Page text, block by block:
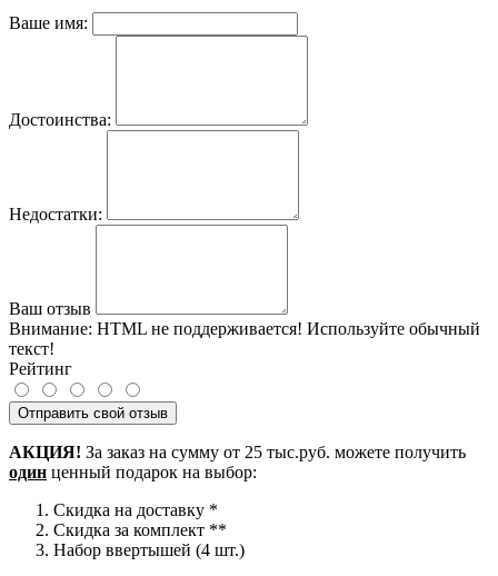
Ваше имя:
Достоинства:
Недостатки:
Ваш отзыв
Внимание: HTML не поддерживается! Используйте обычный
текст!
Рейтинг
Отправить свой отзыв
АКЦИЯ! За заказ на сумму от 25 тыс.руб. можете получить
один ценный подарок на выбор:
Скидка на доставку *
Скидка за комплект **
Набор ввертышей (4 шт.)